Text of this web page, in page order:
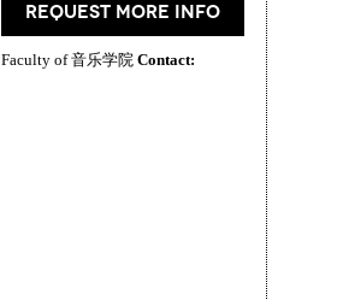
request more info
Faculty of 音乐学院 Contact: